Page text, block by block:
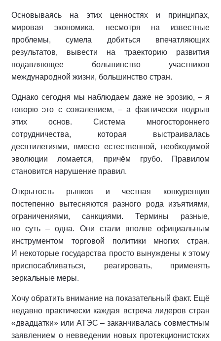
Основываясь на этих ценностях и принципах,
мировая экономика, несмотря на известные
проблемы, сумела добиться впечатляющих
результатов, вывести на траекторию развития
подавляющее большинство участников
международной жизни, большинство стран.
Однако сегодня мы наблюдаем даже не эрозию, – я
говорю это с сожалением, – а фактически подрыв
этих основ. Система многостороннего
сотрудничества, которая выстраивалась
десятилетиями, вместо естественной, необходимой
эволюции ломается, причём грубо. Правилом
становится нарушение правил.
Открытость рынков и честная конкуренция
постепенно вытесняются разного рода изъятиями,
ограничениями, санкциями. Термины разные,
но суть – одна. Они стали вполне официальным
инструментом торговой политики многих стран.
И некоторые государства просто вынуждены к этому
приспосабливаться, реагировать, применять
зеркальные меры.
Хочу обратить внимание на показательный факт. Ещё
недавно практически каждая встреча лидеров стран
«двадцатки» или АТЭС – заканчивалась совместным
заявлением о невведении новых протекционистских